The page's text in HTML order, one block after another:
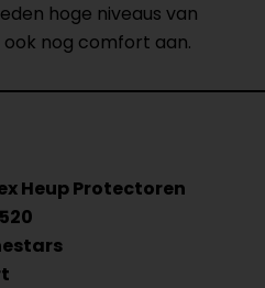
hoge niveaus van
nog comfort aan.
Heup Protectoren